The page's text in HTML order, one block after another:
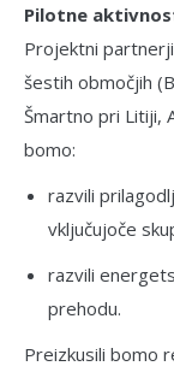
Pilotne
Projektni
šestih območjih
Šmartno pri Litiji,
bomo:
razvili
vključujoče
razvili
prehodu.
Preizkusili bomo